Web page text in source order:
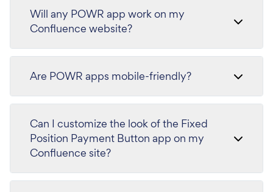
Will any POWR app work on my
Confluence website?
Are POWR apps mobile-friendly?
Can I customize the look of the Fixed
Position Payment Button app on my
Confluence site?